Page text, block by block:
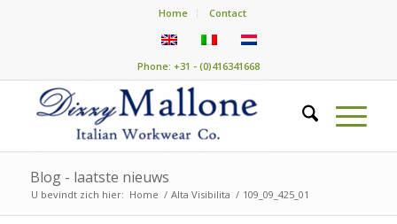
Home Contact
Phone: +31 - (0)416341668
Blog - laatste nieuws
U bevindt zich hier: Home / Alta Visibilita / 109_09_425_01